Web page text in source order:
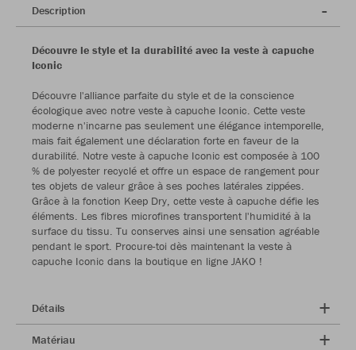
Description
Découvre le style et la durabilité avec la veste à capuche
Iconic
Découvre l'alliance parfaite du style et de la conscience
écologique avec notre veste à capuche Iconic. Cette veste
moderne n'incarne pas seulement une élégance intemporelle,
mais fait également une déclaration forte en faveur de la
durabilité. Notre veste à capuche Iconic est composée à 100
% de polyester recyclé et offre un espace de rangement pour
tes objets de valeur grâce à ses poches latérales zippées.
Grâce à la fonction Keep Dry, cette veste à capuche défie les
éléments. Les fibres microfines transportent l'humidité à la
surface du tissu. Tu conserves ainsi une sensation agréable
pendant le sport. Procure-toi dès maintenant la veste à
capuche Iconic dans la boutique en ligne JAKO !
Détails
Matériau